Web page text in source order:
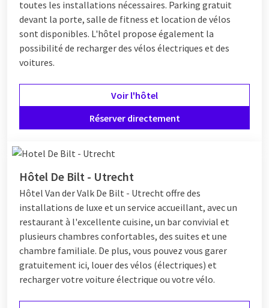
toutes les installations nécessaires. Parking gratuit
devant la porte, salle de fitness et location de vélos
sont disponibles. L'hôtel propose également la
possibilité de recharger des vélos électriques et des
voitures.
Voir l'hôtel
Réserver directement
Hôtel De Bilt - Utrecht
Hôtel Van der Valk De Bilt - Utrecht offre des
installations de luxe et un service accueillant, avec un
restaurant à l'excellente cuisine, un bar convivial et
plusieurs chambres confortables, des suites et une
chambre familiale. De plus, vous pouvez vous garer
gratuitement ici, louer des vélos (électriques) et
recharger votre voiture électrique ou votre vélo.